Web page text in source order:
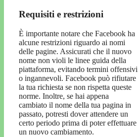
Requisiti e restrizioni
È importante notare che Facebook ha
alcune restrizioni riguardo ai nomi
delle pagine. Assicurati che il nuovo
nome non violi le linee guida della
piattaforma, evitando termini offensivi
o ingannevoli. Facebook può rifiutare
la tua richiesta se non rispetta queste
norme. Inoltre, se hai appena
cambiato il nome della tua pagina in
passato, potresti dover attendere un
certo periodo prima di poter effettuare
un nuovo cambiamento.